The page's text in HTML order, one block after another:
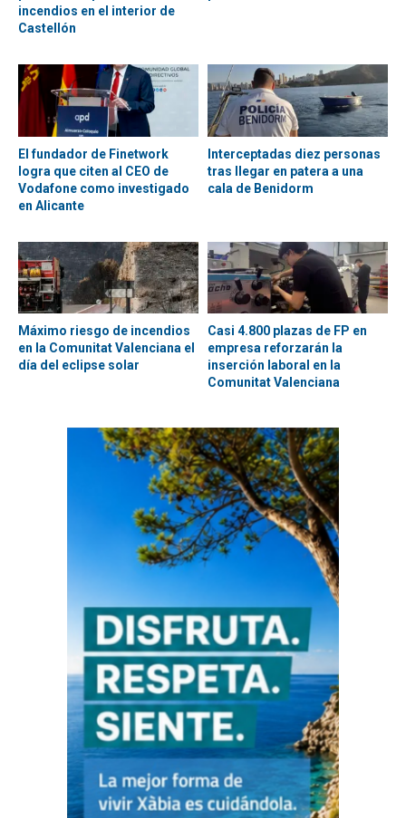
incendios en el interior de
Castellón
El fundador de Finetwork
logra que citen al CEO de
Vodafone como investigado
en Alicante
Interceptadas diez personas
tras llegar en patera a una
cala de Benidorm
Máximo riesgo de incendios
en la Comunitat Valenciana el
día del eclipse solar
Casi 4.800 plazas de FP en
empresa reforzarán la
inserción laboral en la
Comunitat Valenciana